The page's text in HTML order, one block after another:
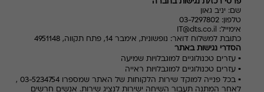
פרטי רכז/ת נגישות בחברה
שם: יניב גאון
טלפון: 03-7297802
אימייל:
IT@dts.co.il
כתובת למשלוח דואר: נופשונית, אימבר 14, פתח תקווה, 4951148
הסדרי נגישות באתר
▪ עזרים טכנולוגיים למוגבלויות שמיעה
▪ עזרים טכנולוגיים למוגבלויות ראייה
▪ בכל פנייה למוקד שירות הלקוחות של האתר שמספרו 03-5234754 ,
לאחר המתנה תעבור השיחה ישירות לנציג שירות. אנשים חרשים